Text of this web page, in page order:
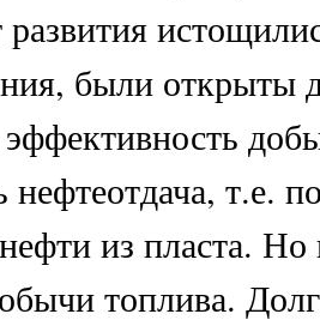
были открыты
нефтеотдача, т.е.
из пласта. Но
топлива.